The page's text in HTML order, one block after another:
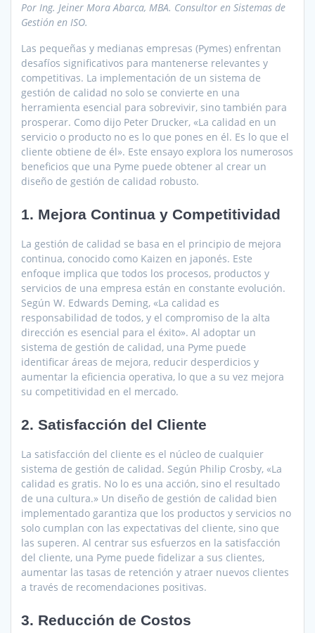
Por Ing. Jeiner Mora Abarca, MBA. Consultor en Sistemas de
Gestión en ISO.
Las pequeñas y medianas empresas (Pymes) enfrentan
desafíos significativos para mantenerse relevantes y
competitivas. La implementación de un sistema de
gestión de calidad no solo se convierte en una
herramienta esencial para sobrevivir, sino también para
prosperar. Como dijo Peter Drucker, «La calidad en un
servicio o producto no es lo que pones en él. Es lo que el
cliente obtiene de él». Este ensayo explora los numerosos
beneficios que una Pyme puede obtener al crear un
diseño de gestión de calidad robusto.
1. Mejora Continua y Competitividad
La gestión de calidad se basa en el principio de mejora
continua, conocido como Kaizen en japonés. Este
enfoque implica que todos los procesos, productos y
servicios de una empresa están en constante evolución.
Según W. Edwards Deming, «La calidad es
responsabilidad de todos, y el compromiso de la alta
dirección es esencial para el éxito». Al adoptar un
sistema de gestión de calidad, una Pyme puede
identificar áreas de mejora, reducir desperdicios y
aumentar la eficiencia operativa, lo que a su vez mejora
su competitividad en el mercado.
2. Satisfacción del Cliente
La satisfacción del cliente es el núcleo de cualquier
sistema de gestión de calidad. Según Philip Crosby, «La
calidad es gratis. No lo es una acción, sino el resultado
de una cultura.» Un diseño de gestión de calidad bien
implementado garantiza que los productos y servicios no
solo cumplan con las expectativas del cliente, sino que
las superen. Al centrar sus esfuerzos en la satisfacción
del cliente, una Pyme puede fidelizar a sus clientes,
aumentar las tasas de retención y atraer nuevos clientes
a través de recomendaciones positivas.
3. Reducción de Costos